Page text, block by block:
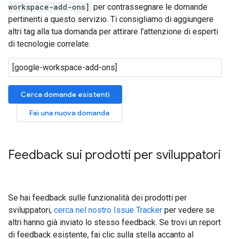
workspace-add-ons] per contrassegnare le domande
pertinenti a questo servizio. Ti consigliamo di aggiungere
altri tag alla tua domanda per attirare l'attenzione di esperti
di tecnologie correlate.
Cerca domande esistenti
Fai una nuova domanda
Feedback sui prodotti per sviluppatori
Se hai feedback sulle funzionalità dei prodotti per
sviluppatori, cerca nel nostro Issue Tracker per vedere se
altri hanno già inviato lo stesso feedback. Se trovi un report
di feedback esistente, fai clic sulla stella accanto al